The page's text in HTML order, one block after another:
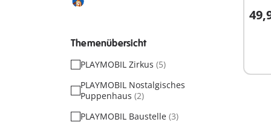
Themenübersicht
PLAYMOBIL Zirkus (5)
PLAYMOBIL Nostalgisches
Puppenhaus (2)
PLAYMOBIL Baustelle (3)